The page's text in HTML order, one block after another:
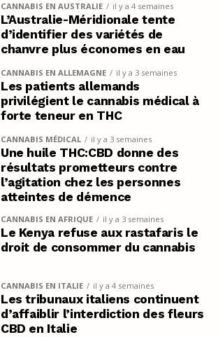
CANNABIS EN AUSTRALIE il y a 4 semaines
L’Australie-Méridionale tente
d’identifier des variétés de
chanvre plus économes en eau
CANNABIS EN ALLEMAGNE il y a 3 semaines
Les patients allemands
privilégient le cannabis médical à
forte teneur en THC
CANNABIS MÉDICAL il y a 3 semaines
Une huile THC:CBD donne des
résultats prometteurs contre
l’agitation chez les personnes
atteintes de démence
CANNABIS EN AFRIQUE il y a 3 semaines
Le Kenya refuse aux rastafaris le
droit de consommer du cannabis
CANNABIS EN ITALIE il y a 4 semaines
Les tribunaux italiens continuent
d’affaiblir l’interdiction des fleurs
CBD en Italie